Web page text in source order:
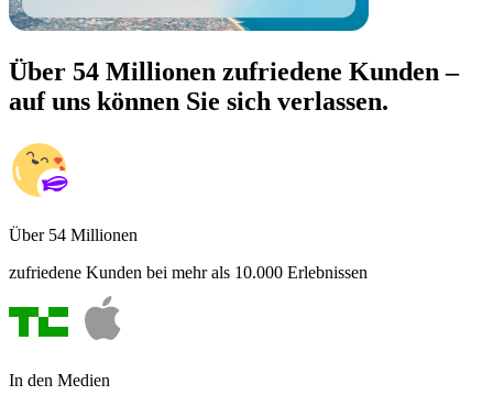
Über 54 Millionen zufriedene Kunden –
auf uns können Sie sich verlassen.
Über 54 Millionen
zufriedene Kunden bei mehr als 10.000 Erlebnissen
In den Medien